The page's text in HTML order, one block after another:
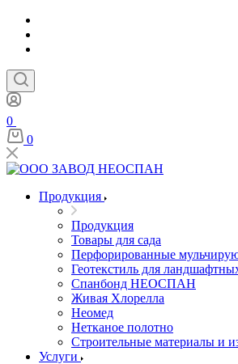
0
0
Продукция
Продукция
Товары для сада
Перфорированные
Геотекстиль для
Спанбонд НЕОСПАН
Живая Хлорелла
Нeомед
Нетканое полотно
Строительные материалы и
Услуги